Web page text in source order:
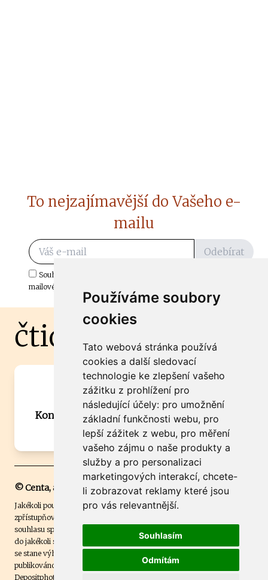
Používáme soubory
cookies
Tato webová stránka používá
cookies a další sledovací
technologie ke zlepšení vašeho
zážitku z prohlížení pro
následující účely: pro umožnění
základní funkčnosti webu, pro
lepší zážitek z webu, pro měření
vašeho zájmu o naše produkty a
služby a pro personalizaci
marketingových interakcí, chcete-
li zobrazovat reklamy které jsou
pro vás relevantnější.
Souhlasím
Odmítám
To nejzajímavější do Vašeho e-
mailu
Odebírat
Souhlasím s odběrem důležitých zpráv ze ČtiDoma.cz do mé e-
mailové schránky.
čtidoma.cz
Máte zajímavou informaci? Chcete
spolupracovat?
Kontaktujte šéfredaktora Martina Chalupu:
chalupa@ctidoma.cz
© Centa, a.s.
Jakékoli použití obsahu včetně převzetí, šíření či dalšího užití a
zpřístupňování textových či obrazových materiálů bez písemného
souhlasu společnosti Centa,a.s. je zakázáno. Čtenář svým přihlášením
do jakékoli soutěže na našem webu dává souhlas s tím, že v případě, že
se stane výhercem této soutěže, může být jeho jméno na webu
publikováno. Centa, a.s. využívala licenci ČTK a využívá fotografie z
Depositphotos